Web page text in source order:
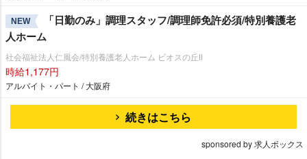
NEW
「日勤のみ」調理スタッフ/調理師免許必須/特別養護老
人ホーム
社会福祉法人仁風会/特別養護老人ホーム ビオスの丘Ⅱ
時給1,177円
アルバイト・パート / 大阪府
続きはこちら
sponsored by 求人ボックス